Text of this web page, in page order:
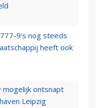
9’s nog steeds
heeft ook
mogelijk ontsnapt
Leipzig